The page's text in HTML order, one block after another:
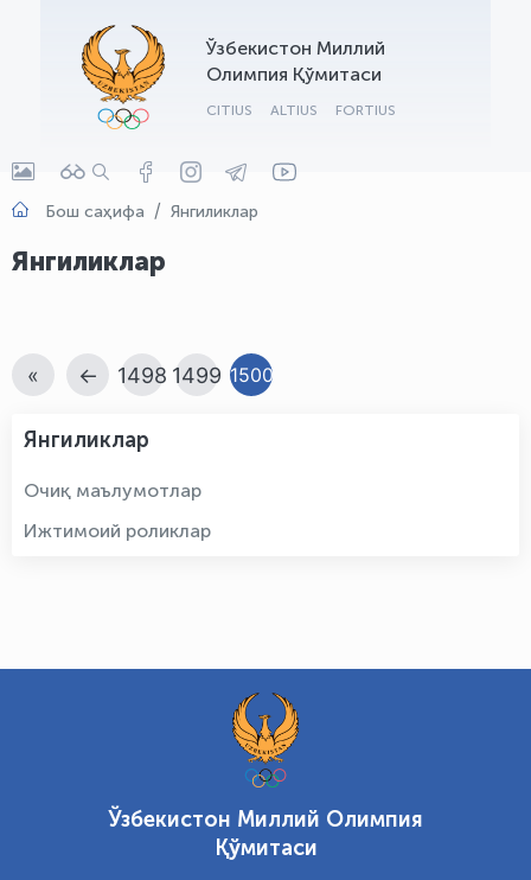
Ўзбекистон Миллий
Олимпия Қўмитаси
CITIUS ALTIUS FORTIUS
Бош саҳифа Янгиликлар
Янгиликлар
« ← 1498 1499 1500
Янгиликлар
Очиқ маълумотлар
Ижтимоий роликлар
Ўзбекистон Миллий Олимпия
Қўмитаси
OLYMPCHIK AI - yordamchi
Онлайн · olympic.uz